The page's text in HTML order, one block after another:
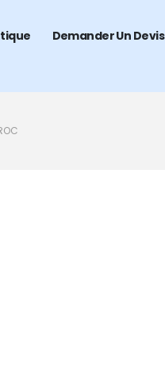
Demander Un Devis